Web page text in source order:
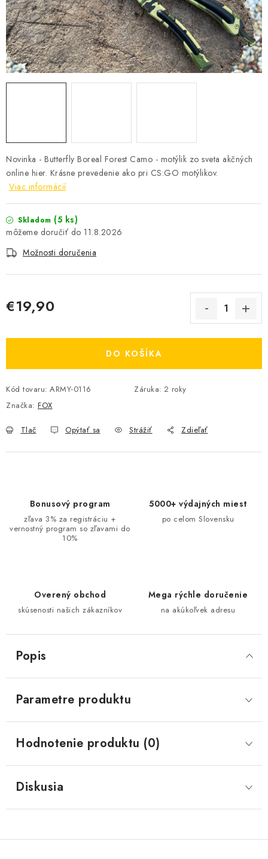
Novinka - Butterfly Boreal Forest Camo - motýlik zo sveta akčných
online hier. Krásne prevedenie ako pri CS:GO motýlikov.
Viac informácií
Skladom (5 ks)
11.8.2026
Možnosti doručenia
€19,90
DO KOŠÍKA
Kód tovaru: ARMY-0116 Záruka: 2 roky
Značka: FOX
Tlač Opýtať sa Strážiť Zdieľať
Bonusový program
zľava 3% za registráciu +
vernostný program so zľavami do
10%
5000+ výdajných miest
po celom Slovensku
Overený obchod
skúsenosti našich zákazníkov
Mega rýchle doručenie
na akúkoľvek adresu
Popis
Parametre produktu
Hodnotenie produktu (0)
Diskusia